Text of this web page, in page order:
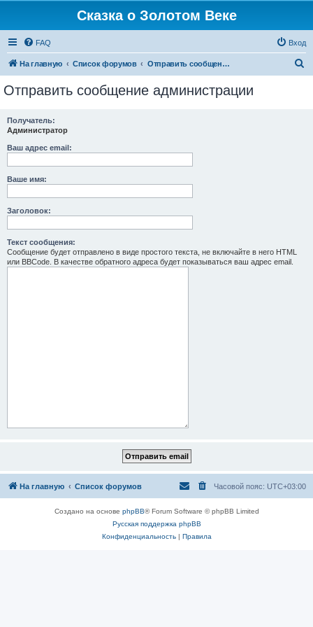
Сказка о Золотом Веке
FAQ Вход
На главную Список форумов Отправить сообщение администрации
Отправить сообщение администрации
Получатель:
Администратор
Ваш адрес email:
Ваше имя:
Заголовок:
Текст сообщения:
Сообщение будет отправлено в виде простого текста, не включайте в него HTML
или BBCode. В качестве обратного адреса будет показываться ваш адрес email.
На главную Список форумов Часовой пояс: UTC+03:00
Создано на основе phpBB® Forum Software © phpBB Limited
Русская поддержка phpBB
Конфиденциальность| Правила